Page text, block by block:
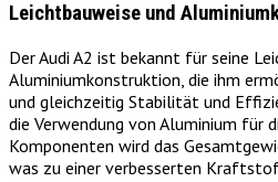
Leichtbauweise und
Der Audi A2 ist bekannt für seine
Aluminiumkonstruktion, die ihm
und gleichzeitig Stabilität und
die Verwendung von Aluminium für
Komponenten wird das
was zu einer verbesserten